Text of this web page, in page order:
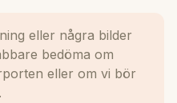
eller några bilder
bedöma om
eller om vi bör